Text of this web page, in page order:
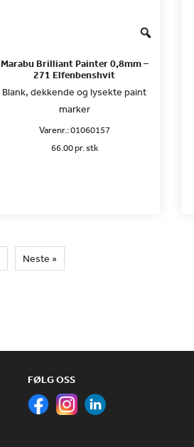
Marabu Brilliant Painter 0,8mm –
271 Elfenbenshvit
Blank, dekkende og lysekte paint
marker
Varenr.:01060157
66.00 pr. stk
Neste »
FØLG OSS